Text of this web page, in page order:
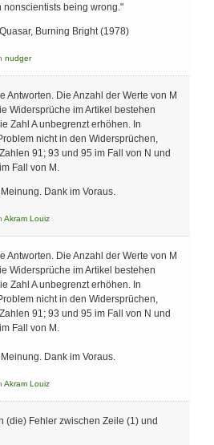
nonscientists being wrong."
Burning Bright (1978)
nudger
Antworten. Die Anzahl der Werte von M
Widersprüche im Artikel bestehen
Zahl A unbegrenzt erhöhen. In
nicht in den Widersprüchen,
91; 93 und 95 im Fall von N und
Fall von M.
Dank im Voraus.
Akram Louiz
Antworten. Die Anzahl der Werte von M
Widersprüche im Artikel bestehen
Zahl A unbegrenzt erhöhen. In
nicht in den Widersprüchen,
91; 93 und 95 im Fall von N und
Fall von M.
Dank im Voraus.
Akram Louiz
(die) Fehler zwischen Zeile (1) und